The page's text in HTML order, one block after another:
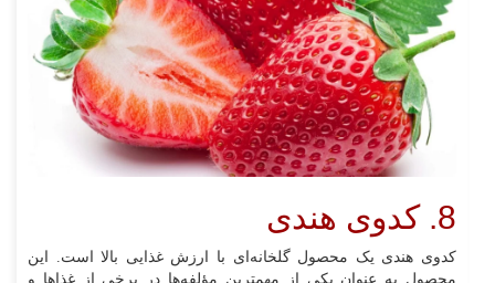
8. کدوی هندی
کدوی هندی یک محصول گلخانه‌ای با ارزش غذایی بالا است. این
محصول به عنوان یکی از مهمترین مؤلفه‌ها در برخی از غذاها و